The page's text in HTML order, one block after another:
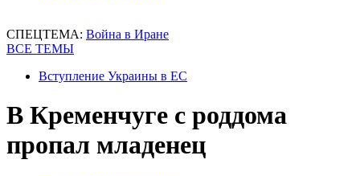
СПЕЦТЕМА: Война в Иране
ВСЕ ТЕМЫ
Вступление Украины в ЕС
В Кременчуге с роддома
пропал младенец